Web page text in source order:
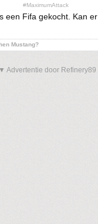
#MaximumAttack
een Fifa gekocht. Kan
Mustang?
▼ Advertentie door Refinery89